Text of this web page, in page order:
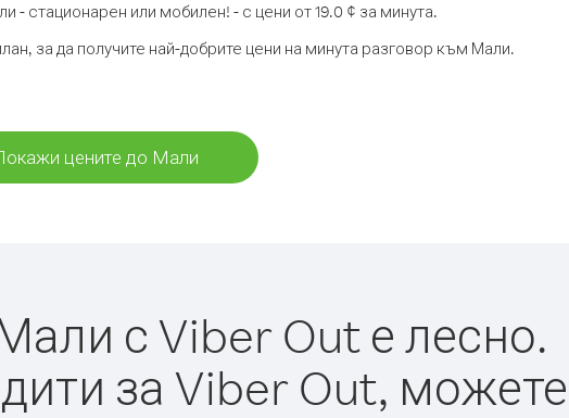
- стационарен или мобилен! - с цени от 19.0 ¢ за минута.
за да получите най-добрите цени на минута разговор към Мали.
цените до Мали
с Viber Out е лесно.
за Viber Out,